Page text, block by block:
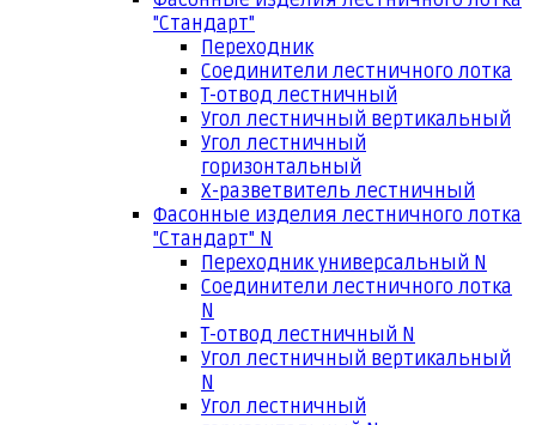
"Стандарт"
Переходник
Соединители лестничного лотка
Т-отвод лестничный
Угол лестничный вертикальный
Угол лестничный
горизонтальный
Х-разветвитель лестничный
Фасонные изделия лестничного лотка
"Стандарт" N
Переходник универсальный N
Соединители лестничного лотка
N
Т-отвод лестничный N
Угол лестничный вертикальный
N
Угол лестничный